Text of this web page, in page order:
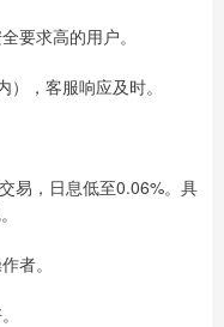
要求高的用户。
，客服响应及时。
易，日息低至0.06%。具
者。